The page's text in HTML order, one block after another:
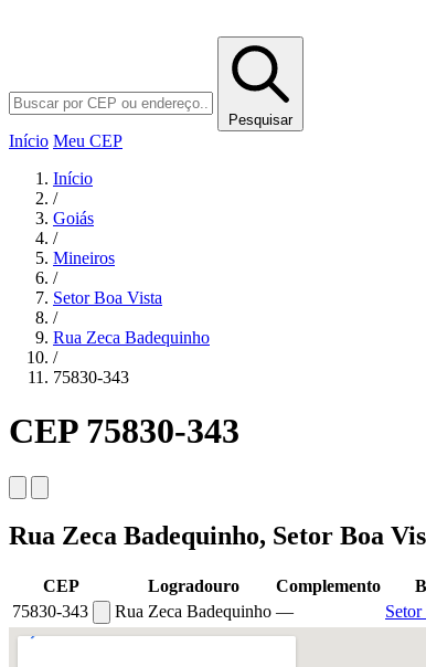
Pesquisar
Início Meu CEP
Início
/
Goiás
/
Mineiros
/
Setor Boa Vista
/
Rua Zeca Badequinho
/
75830-343
CEP 75830-343
Rua Zeca Badequinho, Setor Boa
CEP Logradouro Complemento
75830-343
Rua Zeca Badequinho —